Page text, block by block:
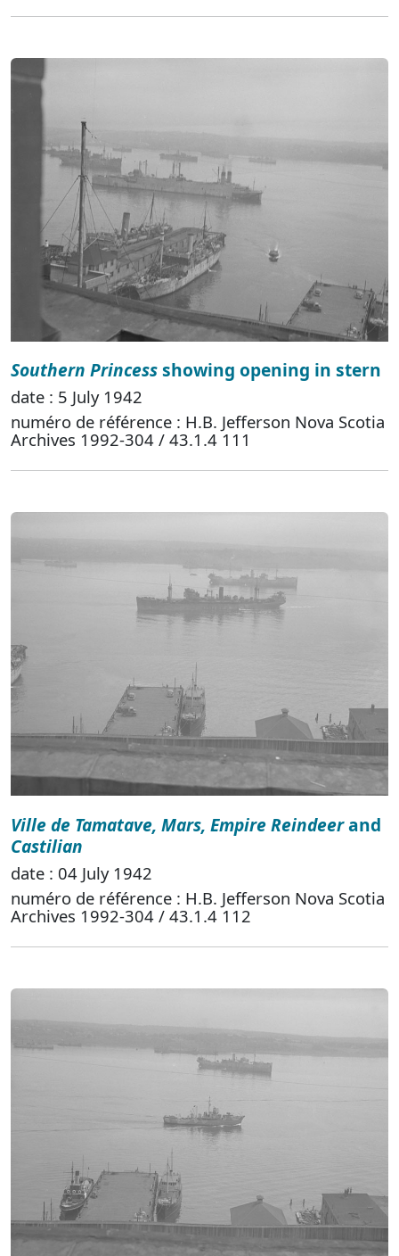
Southern Princessshowing opening in stern
date : 5 July 1942
numéro de référence : H.B. Jefferson Nova Scotia
Archives 1992-304 / 43.1.4 111
Ville de Tamatave, Mars, Empire Reindeerand
Castilian
date : 04 July 1942
numéro de référence : H.B. Jefferson Nova Scotia
Archives 1992-304 / 43.1.4 112